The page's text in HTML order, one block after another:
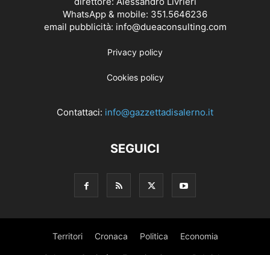
WhatsApp & mobile: 351.5646236
email pubblicità: info@dueaconsulting.com
Privacy policy
Cookies policy
Contattaci: info@gazzettadisalerno.it
SEGUICI
Territori Cronaca Politica Economia